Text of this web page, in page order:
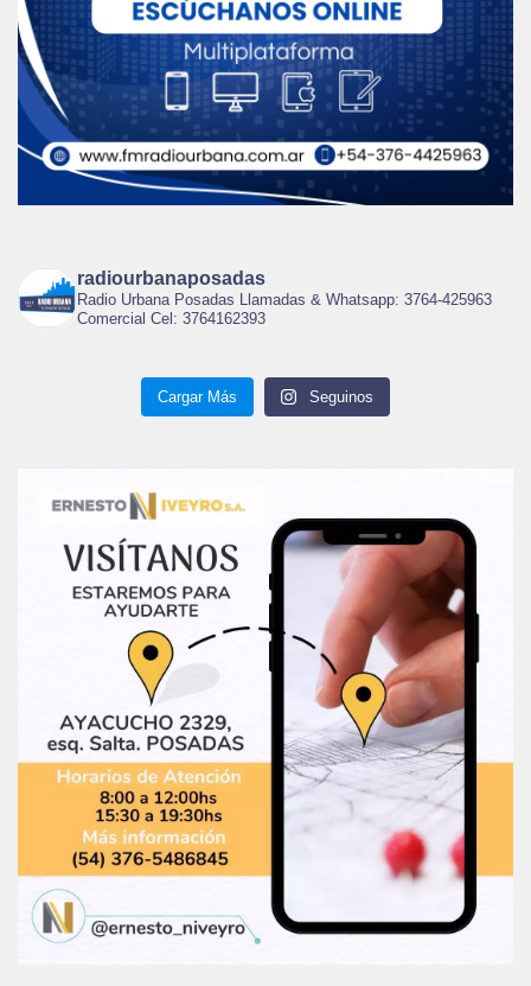
radiourbanaposadas
Radio Urbana Posadas Llamadas & Whatsapp: 3764-425963
Comercial Cel: 3764162393
Cargar Más Seguinos